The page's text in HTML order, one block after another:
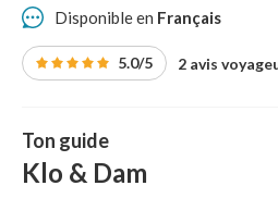
Ton guide
Klo & Dam
Disponible en Français
5.0/5 2 avis